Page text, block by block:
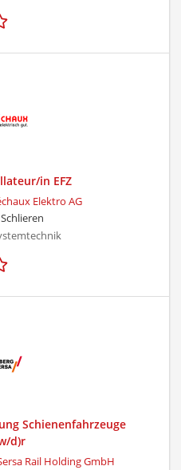
in EFZ
Elektro AG
Schienenfahrzeuge
d)r
Rail Holding GmbH